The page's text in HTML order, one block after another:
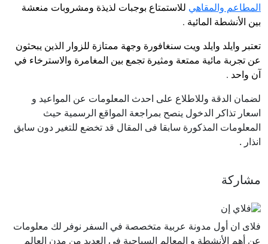
المطاعم والمقاهي للاستمتاع بوجبات لذيذة ومشروبات منعشة
بين الأنشطة المائية .
تعتبر وايلد وايلد ويت سنغافورة وجهة ممتازة للزوار الذين يبحثون
عن تجربة مائية ممتعة ومثيرة تجمع بين المغامرة والاسترخاء في
آن واحد .
لضمان الدقة وللاطلاع على احدث المعلومات عن المواعيد و
اسعار تذاكر الدخول ينصح بمراجعة المواقع الرسمية حيث
المعلومات المذكورة سابقا فى المقال قد تخضع للتغير دون سابق
انذار .
مشاركة
فلاى ان أول مدونة عربية متخصصة في السفر نوفر لك معلومات
عن أهم الأنشطة و المعالم السياحية في العديد من مدن العالم